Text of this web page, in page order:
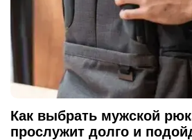
Как выбрать мужской
прослужит долго и